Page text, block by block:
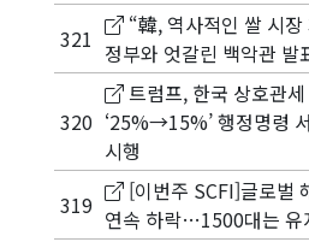
321
“韓, 역사적인 쌀 시
정부와 엇갈린 백악관 발
320
트럼프, 한국 상호관세
‘25%→15%’ 행정명령
시행
319
[이번주 SCFI]글로벌
연속 하락…1500대는 유